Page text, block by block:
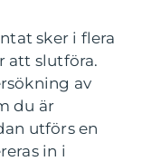
sker i flera
att slutföra.
av
du är
utförs en
in i